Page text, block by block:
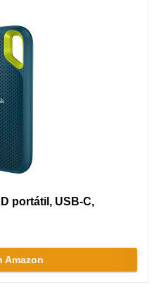
portátil, USB-C,
Amazon